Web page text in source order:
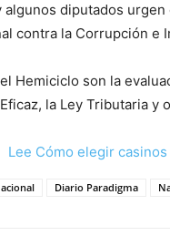
diputados
contra la Corrupción e
Hemiciclo son la
la Ley Tributaria y
Lee Cómo elegir
Diario Paradigma